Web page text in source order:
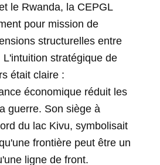
le Rwanda, la CEPGL
pour mission de
structurelles entre
L'intuition stratégique de
était claire :
économique réduit les
guerre. Son siège à
du lac Kivu, symbolisait
frontière peut être un
ligne de front.